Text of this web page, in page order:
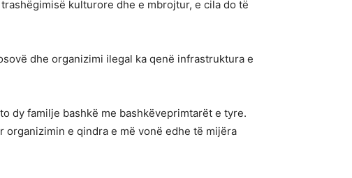
kulturore dhe e mbrojtur, e cila do të
dhe organizimi ilegal ka qenë infrastruktura e
dy familje bashkë me bashkëveprimtarët e tyre.
organizimin e qindra e më vonë edhe të mijëra